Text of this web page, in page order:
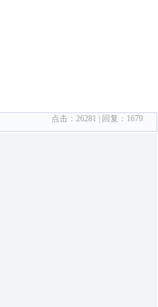
点击： 26281 | 回复： 1679